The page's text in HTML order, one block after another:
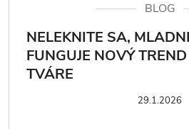
BLOG
NELEKNITE SA,
FUNGUJE NOVÝ
TVÁRE
29.1.2026